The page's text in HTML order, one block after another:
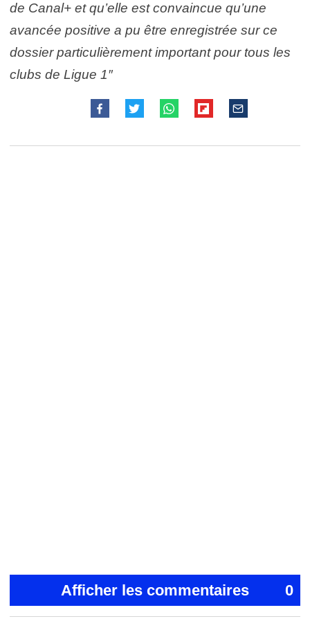
de Canal+ et qu’elle est convaincue qu’une
avancée positive a pu être enregistrée sur ce
dossier particulièrement important pour tous les
clubs de Ligue 1″
Afficher les commentaires 0